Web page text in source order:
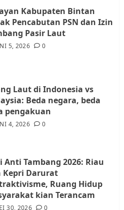
Rempang Ajukan
dengan Wali Kota
Desak BP Batam
Merampas Tanah
Kabupaten Bintan
Pencabutan PSN dan Izin
Pasir Laut
5, 2026 0
Laut di Indonesia vs
Beda negara, beda
pengakuan
4, 2026 0
Anti Tambang 2026: Riau
Kepri Darurat
Ruang Hidup
kian Terancam
30, 2026 0